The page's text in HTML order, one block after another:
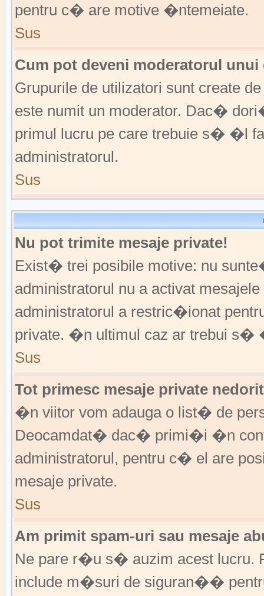
pentru c� are motive �ntemeiate.
Sus
Cum pot deveni moderatorul
Grupurile de utilizatori sunt create
este numit un moderator. Dac�
primul lucru pe care trebuie s� �l
administratorul.
Sus
Nu pot trimite mesaje private!
Exist� trei posibile motive: nu
administratorul nu a activat
administratorul a restric�ionat
private. �n ultimul caz ar trebui s�
Sus
Tot primesc mesaje private
�n viitor vom adauga o list� de
Deocamdat� dac� primi�i �n
administratorul, pentru c� el are
mesaje private.
Sus
Am primit spam-uri sau mesaje
Ne pare r�u s� auzim acest lucru.
include m�suri de siguran��